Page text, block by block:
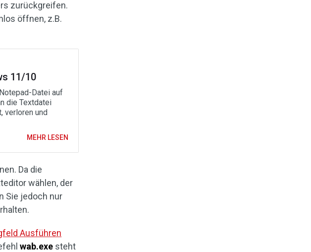
zurückgreifen.
öffnen, z.B.
11/10
Datei auf
die Textdatei
verloren und
MEHR LESEN
Da die
wählen, der
Sie jedoch nur
Ausführen
wab.exe steht